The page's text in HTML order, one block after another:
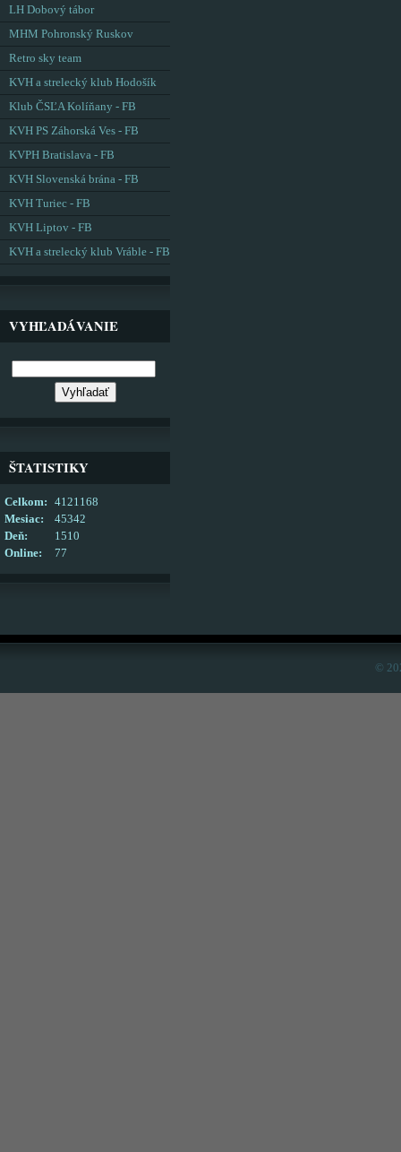
LH Dobový tábor
MHM Pohronský Ruskov
Retro sky team
KVH a strelecký klub Hodošík
Klub ČSĽA Kolíňany - FB
KVH PS Záhorská Ves - FB
KVPH Bratislava - FB
KVH Slovenská brána - FB
KVH Turiec - FB
KVH Liptov - FB
KVH a strelecký klub Vráble - FB
VYHĽADÁVANIE
ŠTATISTIKY
Online: 77
Celkom:
4121168
Mesiac:
45342
Deň:
1510
©